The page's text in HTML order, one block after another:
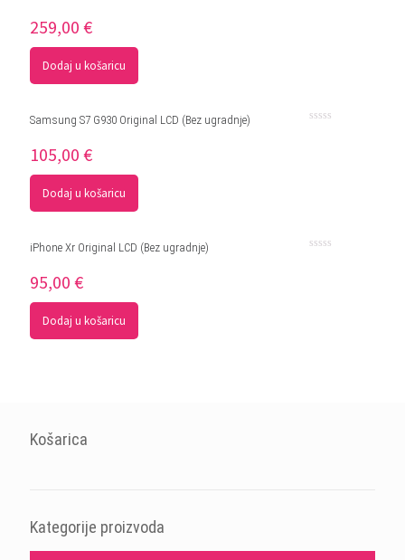
259,00 €
Dodaj u košaricu
Samsung S7 G930 Original LCD (Bez ugradnje)
105,00 €
Dodaj u košaricu
iPhone Xr Original LCD (Bez ugradnje)
95,00 €
Dodaj u košaricu
Košarica
Kategorije proizvoda